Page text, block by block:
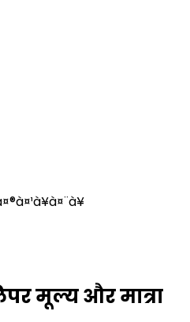
मूल्य और मात्रा